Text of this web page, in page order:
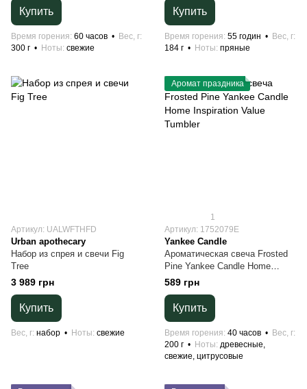
Купить
Время горения 60 часов
Вес, г
300 г
Ноты свежие
Купить
Время горения 55 годин
Вес, г
184 г
Ноты пряные
Артикул: UALWFTHFD
Urban apothecary
Набор из спрея и свечи Fig
Tree
3 989 грн
Купить
Вес, г набор Ноты свежие
Аромат праздника
1
Артикул: 1752079E
Yankee Candle
Ароматическая свеча Frosted
Pine Yankee Candle Home
Inspiration Value Tumbler
589 грн
Купить
Время горения 40 часов
Вес, г
200 г
Ноты древесные,
свежие, цитрусовые